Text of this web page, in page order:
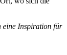
eine Inspiration für